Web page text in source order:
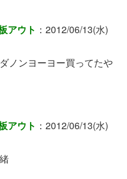
アウト ：2012/06/13(水)
ノンヨーヨー買ってたや
アウト ：2012/06/13(水)